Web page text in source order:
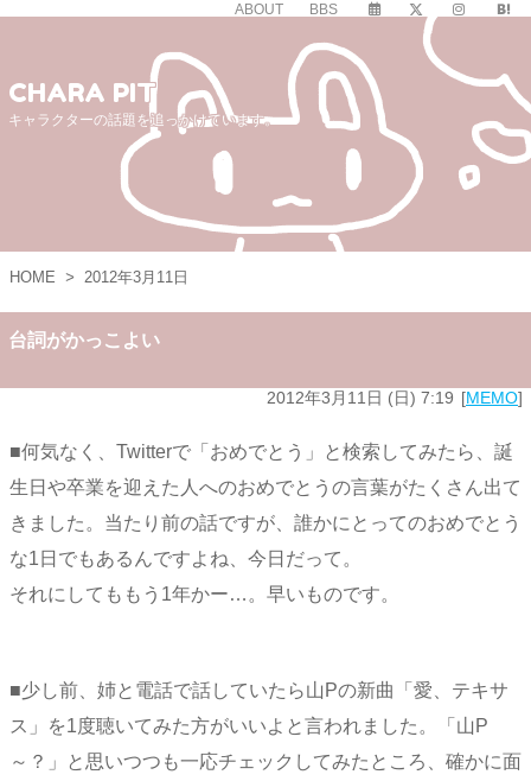
ABOUT BBS
CHARA PIT
キャラクターの話題を追っかけています。
HOME > 2012年3月11日
台詞がかっこよい
2012年3月11日 (日) 7:19 MEMO
■何気なく、Twitterで「おめでとう」と検索してみたら、誕
生日や卒業を迎えた人へのおめでとうの言葉がたくさん出て
きました。当たり前の話ですが、誰かにとってのおめでとう
な1日でもあるんですよね、今日だって。
それにしてももう1年かー…。早いものです。
■少し前、姉と電話で話していたら山Pの新曲「愛、テキサ
ス」を1度聴いてみた方がいいよと言われました。「山P
～？」と思いつつも一応チェックしてみたところ、確かに面